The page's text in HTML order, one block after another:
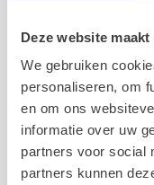
Deze website
We gebruiken
personaliseren, om
en om ons
informatie over uw
partners voor social
partners kunnen